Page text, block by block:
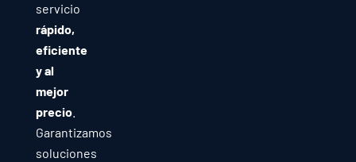
servicio
rápido,
eficiente
y al
mejor
precio.
Garantizamos
soluciones